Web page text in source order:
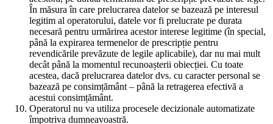
În măsura în care prelucrarea datelor se bazează pe interesul
legitim al operatorului, datele vor fi prelucrate pe durata
necesară pentru urmărirea acestor interese legitime (în special,
până la expirarea termenelor de prescripție pentru
revendicările prevăzute de legile aplicabile), dar nu mai mult
decât până la momentul recunoașterii obiecției. Cu toate
acestea, dacă prelucrarea datelor dvs. cu caracter personal se
bazează pe consimțământ – până la retragerea efectivă a
acestui consimțământ.
Operatorul nu va utiliza procesele decizionale automatizate
împotriva dumneavoastră.